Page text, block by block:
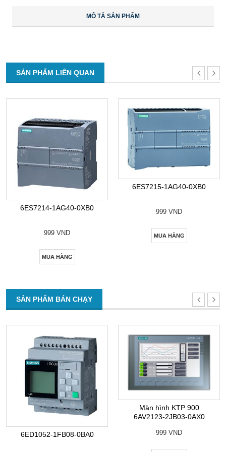
MÔ TẢ SẢN PHẨM
SẢN PHẨM LIÊN QUAN
6ES7214-1AG40-0XB0
999 VND
MUA HÀNG
6ES7215-1AG40-0XB0
999 VND
MUA HÀNG
SẢN PHẨM BÁN CHẠY
6ED1052-1FB08-0BA0
Màn hình KTP 900
6AV2123-2JB03-0AX0
999 VND